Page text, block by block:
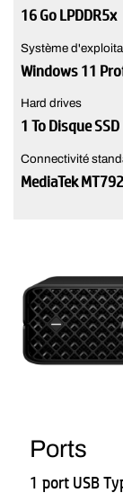
16 Go LPDDR5x
Système
Windows 11
Hard drives
1 To Disque SSD
Connectivité
MediaTek
Ports
1 port USB